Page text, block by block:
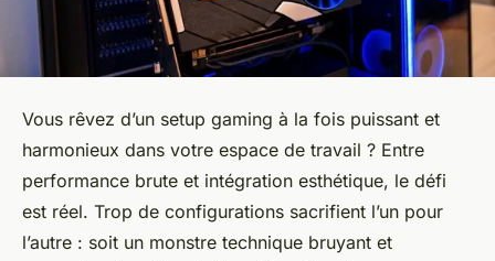
Vous rêvez d’un setup gaming à la fois puissant et
harmonieux dans votre espace de travail ? Entre
performance brute et intégration esthétique, le défi
est réel. Trop de configurations sacrifient l’un pour
l’autre : soit un monstre technique bruyant et